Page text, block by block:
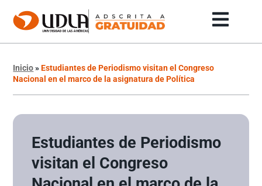
Inicio»Estudiantes de Periodismo visitan el Congreso
Nacional en el marco de la asignatura de Política
Estudiantes de Periodismo
visitan el Congreso